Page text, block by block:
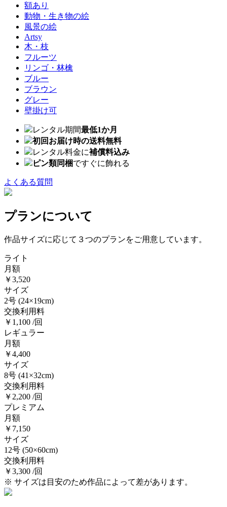
額あり
動物・生き物の絵
風景の絵
Artsy
木・枝
フルーツ
リンゴ・林檎
ブルー
ブラウン
グレー
壁掛け可
レンタル期間最低1か月
初回お届け時の送料無料
レンタル料金に補償料込み
ピン類同梱ですぐに飾れる
よくある質問
プランについて
作品サイズに応じて３つのプランをご用意しています。
ライト
月額
￥3,520
サイズ
2号 (24×19cm)
交換利用料
￥1,100 /回
レギュラー
月額
￥4,400
サイズ
8号 (41×32cm)
交換利用料
￥2,200 /回
プレミアム
月額
￥7,150
サイズ
12号 (50×60cm)
交換利用料
￥3,300 /回
※ サイズは目安のため作品によって差があります。